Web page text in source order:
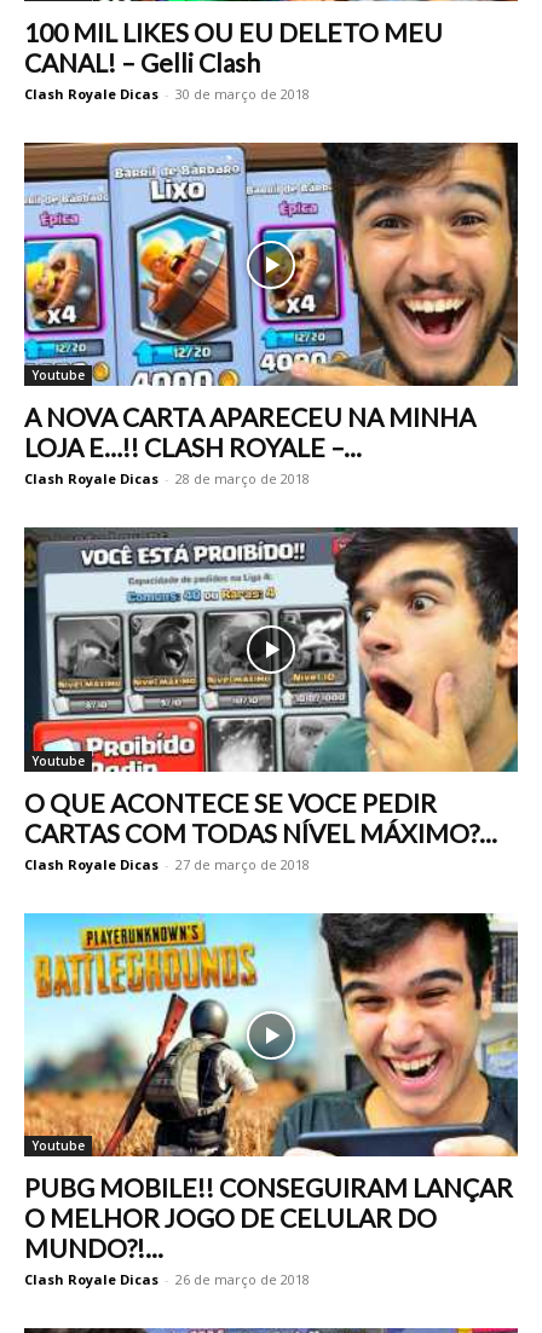
100 MIL LIKES OU EU DELETO MEU
CANAL! – Gelli Clash
Clash Royale Dicas - 30 de março de 2018
Youtube
A NOVA CARTA APARECEU NA MINHA
LOJA E…!! CLASH ROYALE –...
Clash Royale Dicas - 28 de março de 2018
Youtube
O QUE ACONTECE SE VOCE PEDIR
CARTAS COM TODAS NÍVEL MÁXIMO?...
Clash Royale Dicas - 27 de março de 2018
Youtube
PUBG MOBILE!! CONSEGUIRAM LANÇAR
O MELHOR JOGO DE CELULAR DO
MUNDO?!...
Clash Royale Dicas - 26 de março de 2018